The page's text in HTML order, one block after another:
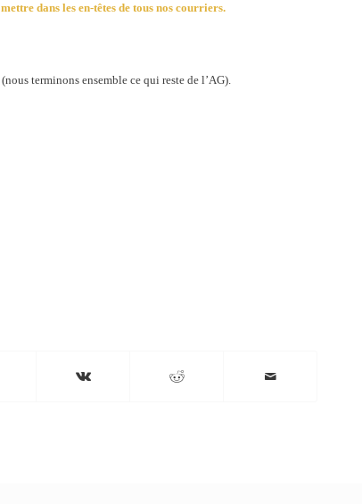
dans les en-têtes de tous nos courriers.
terminons ensemble ce qui reste de l’AG).